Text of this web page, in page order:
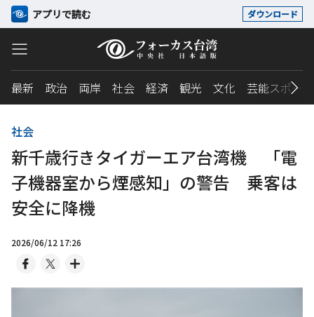
アプリで読む ダウンロード
最新 政治 両岸 社会 経済 観光 文化 芸能スポーツ
社会
新千歳行きタイガーエア台湾機 「電
子機器室から煙感知」の警告 乗客は
安全に降機
2026/06/12 17:26